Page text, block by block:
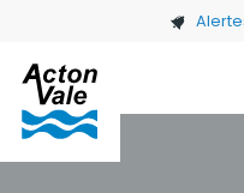
Skip to main content